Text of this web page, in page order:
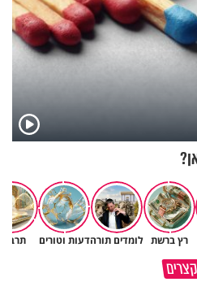
רץ ברשת לומדים תורהדעות וטורים
קצרים
פותחים פתח קטן - ומקבלים